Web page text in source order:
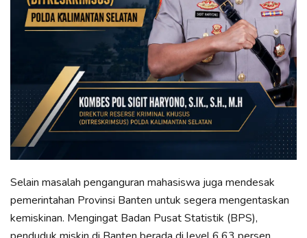
Selain masalah penganguran mahasiswa juga mendesak
pemerintahan Provinsi Banten untuk segera mengentaskan
kemiskinan. Mengingat Badan Pusat Statistik (BPS),